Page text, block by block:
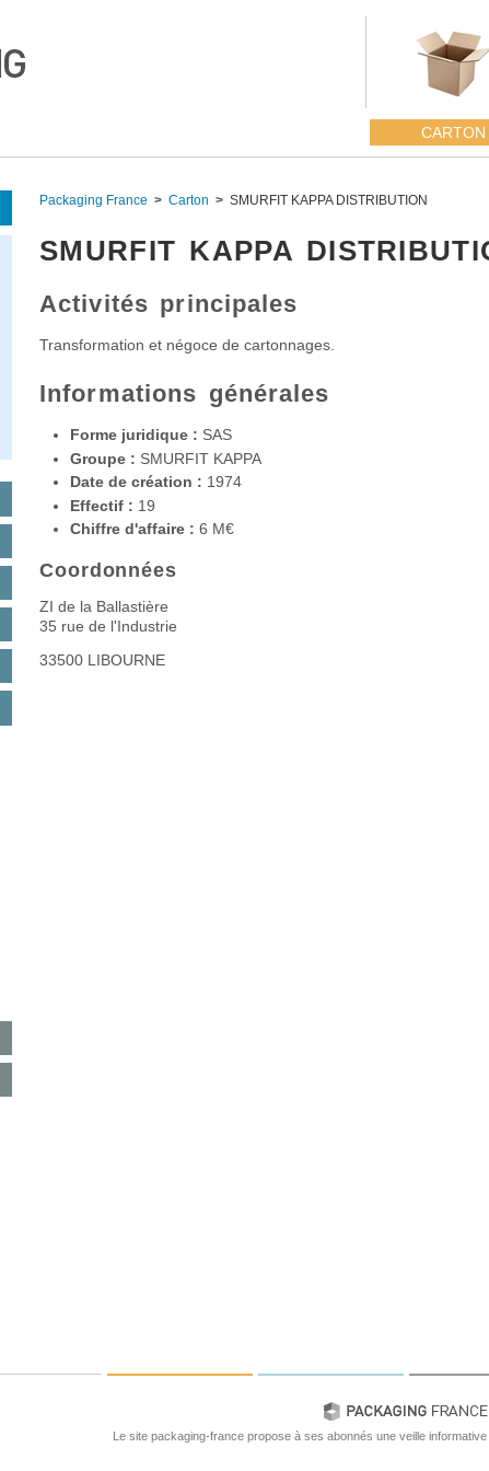
CARTON
SMURFIT KAPPA
Packaging France Carton SMURFIT KAPPA DISTRIBUTION
Activités principales
Transformation et négoce de cartonnages.
Informations générales
Forme juridique : SAS
Groupe : SMURFIT KAPPA
Date de création : 1974
Effectif : 19
Chiffre d'affaire : 6 M€
Coordonnées
ZI de la Ballastière
35 rue de l'Industrie
33500 LIBOURNE
Le site packaging-france propose à ses abonnés une veille